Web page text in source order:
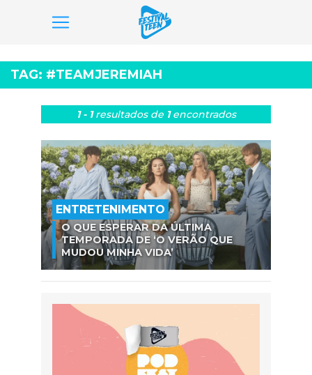
para
o
conteúdo
TAG: #TEAMJEREMIAH
1 - 1resultados de 1encontrados
ENTRETENIMENTO
O QUE ESPERAR DA ÚLTIMA
TEMPORADA DE ‘O VERÃO QUE
MUDOU MINHA VIDA’